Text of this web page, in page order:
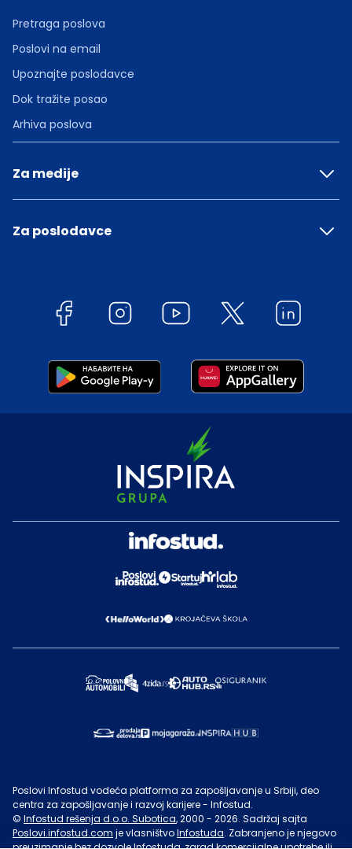
Pretraga poslova
Poslovi na email
Upoznajte poslodavce
Dok tražite posao
Arhiva poslova
Za medije
Za poslodavce
Poslovi Infostud vodeća platforma za zapošljavanje u Srbiji, deo
centra za zapošljavanje i razvoj karijere - Infostud.
© Infostud rešenja d.o.o. Subotica, 2000 - 2026. Sadržaj sajta
Poslovi.infostud.com je vlasništvoInfostuda. Zabranjeno je njegovo